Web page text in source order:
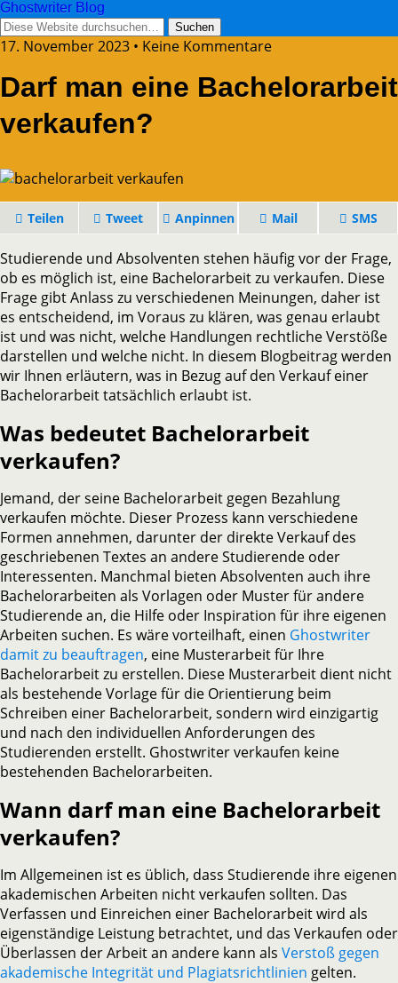
Ghostwriter Blog
17. November 2023 • Keine Kommentare
Darf man eine Bachelorarbeit
verkaufen?
Teilen Tweet Anpinnen Mail SMS
Studierende und Absolventen stehen häufig vor der Frage,
ob es möglich ist, eine Bachelorarbeit zu verkaufen. Diese
Frage gibt Anlass zu verschiedenen Meinungen, daher ist
es entscheidend, im Voraus zu klären, was genau erlaubt
ist und was nicht, welche Handlungen rechtliche Verstöße
darstellen und welche nicht. In diesem Blogbeitrag werden
wir Ihnen erläutern, was in Bezug auf den Verkauf einer
Bachelorarbeit tatsächlich erlaubt ist.
Was bedeutet Bachelorarbeit
verkaufen?
Jemand, der seine Bachelorarbeit gegen Bezahlung
verkaufen möchte. Dieser Prozess kann verschiedene
Formen annehmen, darunter der direkte Verkauf des
geschriebenen Textes an andere Studierende oder
Interessenten. Manchmal bieten Absolventen auch ihre
Bachelorarbeiten als Vorlagen oder Muster für andere
Studierende an, die Hilfe oder Inspiration für ihre eigenen
Arbeiten suchen. Es wäre vorteilhaft, einen Ghostwriter
damit zu beauftragen, eine Musterarbeit für Ihre
Bachelorarbeit zu erstellen. Diese Musterarbeit dient nicht
als bestehende Vorlage für die Orientierung beim
Schreiben einer Bachelorarbeit, sondern wird einzigartig
und nach den individuellen Anforderungen des
Studierenden erstellt. Ghostwriter verkaufen keine
bestehenden Bachelorarbeiten.
Wann darf man eine Bachelorarbeit
verkaufen?
Im Allgemeinen ist es üblich, dass Studierende ihre eigenen
akademischen Arbeiten nicht verkaufen sollten. Das
Verfassen und Einreichen einer Bachelorarbeit wird als
eigenständige Leistung betrachtet, und das Verkaufen oder
Überlassen der Arbeit an andere kann als Verstoß gegen
akademische Integrität und Plagiatsrichtlinien gelten.